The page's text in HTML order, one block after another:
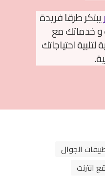
يبتكر طرقا فريدة
و خدماتك مع
لتلبية احتياجاتك
الجوال
انترنت